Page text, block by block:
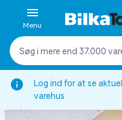
Log ind for at se
varehus
Menu
Aftensmad